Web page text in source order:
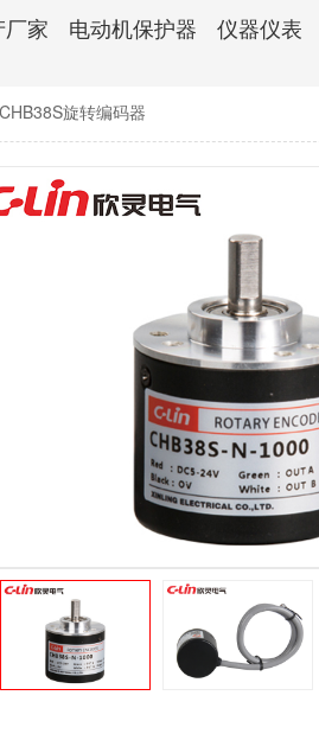
家 电动机保护器 仪器仪表
CHB38S旋转编码器